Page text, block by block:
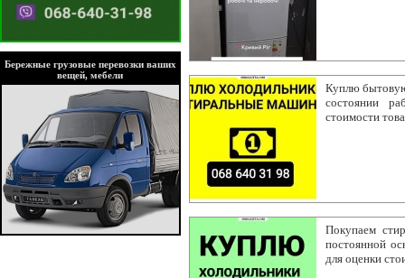
Бережные грузовые перевозки ваших
вещей, мебели
Куплю
состоянии
стоимости
Покупаем
постоянной
для оценки